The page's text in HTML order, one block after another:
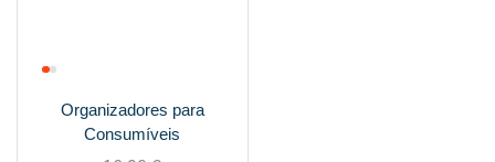
Organizadores para
Consumíveis